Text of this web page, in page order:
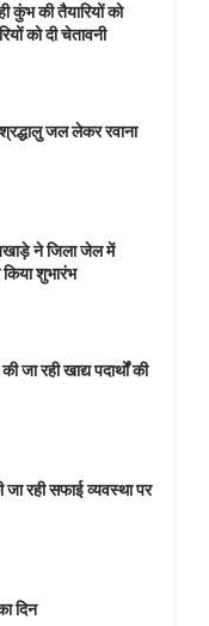
कुंभ की तैयारियों को
को दी चेतावनी
जल लेकर रवाना
ने जिला जेल में
शुभारंभ
जा रही खाद्य पदार्थों की
जा रही सफाई व्यवस्था पर
दिन